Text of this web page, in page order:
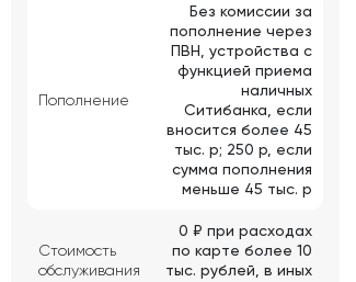
Пополнение
Без комиссии за
пополнение через
ПВН, устройства с
функцией приема
наличных
Ситибанка, если
вносится более 45
тыс. р; 250 р, если
сумма пополнения
меньше 45 тыс. р
Стоимость
обслуживания
0 ₽ при расходах
по карте более 10
тыс. рублей, в иных